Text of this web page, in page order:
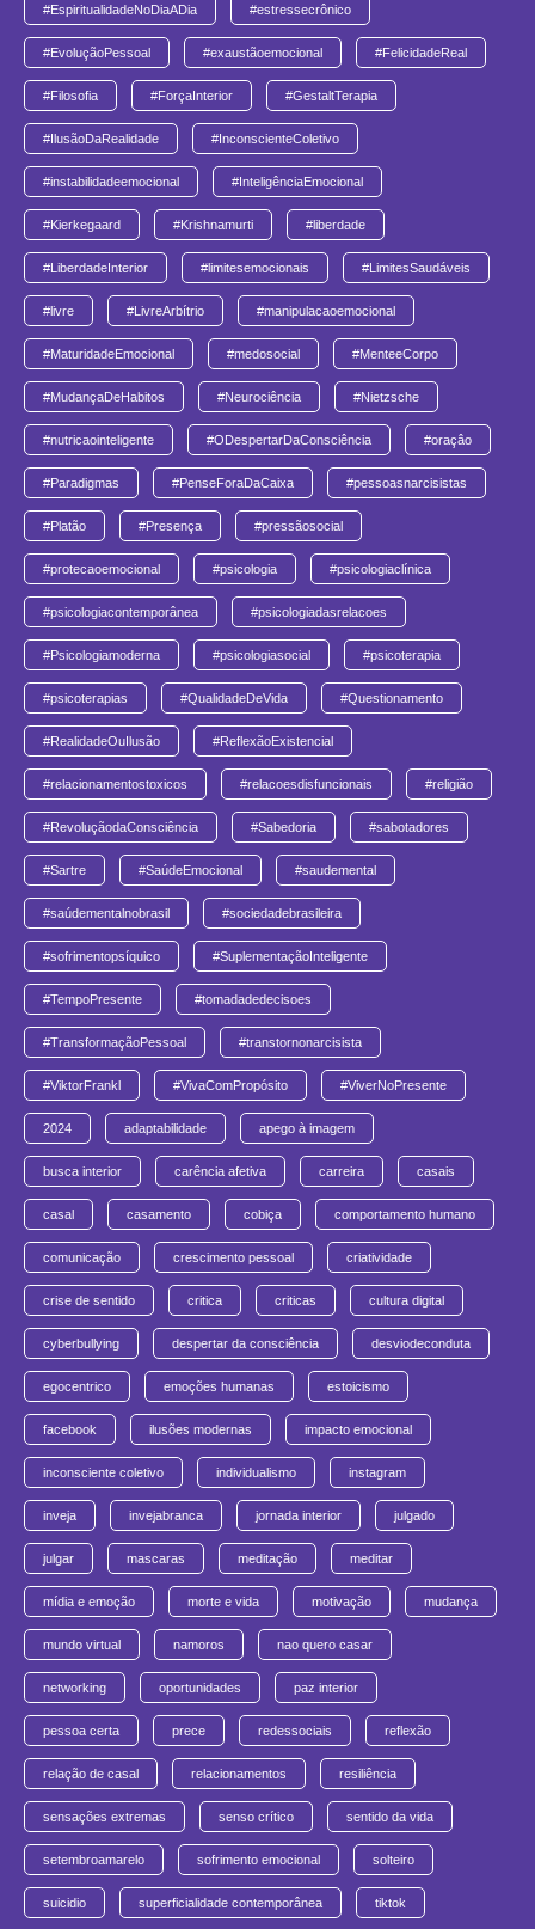
#EspiritualidadeNoDiaADia #estressecrônico
#EvoluçãoPessoal #exaustãoemocional #FelicidadeReal
#Filosofia #ForçaInterior #GestaltTerapia
#IlusãoDaRealidade #InconscienteColetivo
#instabilidadeemocional #InteligênciaEmocional
#Kierkegaard #Krishnamurti #liberdade
#LiberdadeInterior #limitesemocionais #LimitesSaudáveis
#livre #LivreArbítrio #manipulacaoemocional
#MaturidadeEmocional #medosocial #MenteeCorpo
#MudançaDeHabitos #Neurociência #Nietzsche
#nutricaointeligente #ODespertarDaConsciência #oraçâo
#Paradigmas #PenseForaDaCaixa #pessoasnarcisistas
#Platão #Presença #pressãosocial
#protecaoemocional #psicologia #psicologiaclínica
#psicologiacontemporânea #psicologiadasrelacoes
#Psicologiamoderna #psicologiasocial #psicoterapia
#psicoterapias #QualidadeDeVida #Questionamento
#RealidadeOuIlusão #ReflexãoExistencial
#relacionamentostoxicos #relacoesdisfuncionais #religião
#RevoluçãodaConsciência #Sabedoria #sabotadores
#Sartre #SaúdeEmocional #saudemental
#saúdementalnobrasil #sociedadebrasileira
#sofrimentopsíquico #SuplementaçãoInteligente
#TempoPresente #tomadadedecisoes
#TransformaçãoPessoal #transtornonarcisista
#ViktorFrankl #VivaComPropósito #ViverNoPresente
2024 adaptabilidade apego à imagem
busca interior carência afetiva carreira casais
casal casamento cobiça comportamento humano
comunicação crescimento pessoal criatividade
crise de sentido critica criticas cultura digital
cyberbullying despertar da consciência desviodeconduta
egocentrico emoções humanas estoicismo
facebook ilusões modernas impacto emocional
inconsciente coletivo individualismo instagram
inveja invejabranca jornada interior julgado
julgar mascaras meditação meditar
mídia e emoção morte e vida motivação mudança
mundo virtual namoros nao quero casar
networking oportunidades paz interior
pessoa certa prece redessociais reflexão
relação de casal relacionamentos resiliência
sensações extremas senso crítico sentido da vida
setembroamarelo sofrimento emocional solteiro
suicidio superficialidade contemporânea tiktok